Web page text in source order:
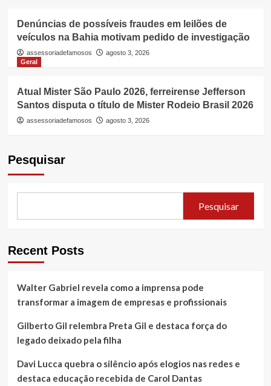
Denúncias de possíveis fraudes em leilões de
veículos na Bahia motivam pedido de investigação
assessoriadefamosos
agosto 3, 2026
Geral
Atual Mister São Paulo 2026, ferreirense Jefferson
Santos disputa o título de Mister Rodeio Brasil 2026
assessoriadefamosos agosto 3, 2026
Pesquisar
Pesquisar
Recent Posts
Walter Gabriel revela como a imprensa pode
transformar a imagem de empresas e profissionais
Gilberto Gil relembra Preta Gil e destaca força do
legado deixado pela filha
Davi Lucca quebra o silêncio após elogios nas redes e
destaca educação recebida de Carol Dantas